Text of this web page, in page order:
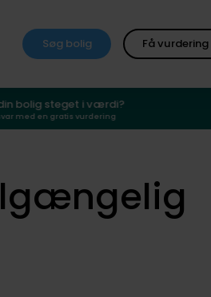
Søg bolig Få vurdering
bolig steget i værdi?
med en gratis vurdering